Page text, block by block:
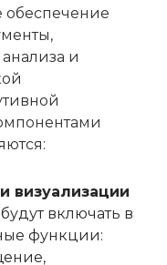
обеспечение
и
визуализации
включать в
функции: